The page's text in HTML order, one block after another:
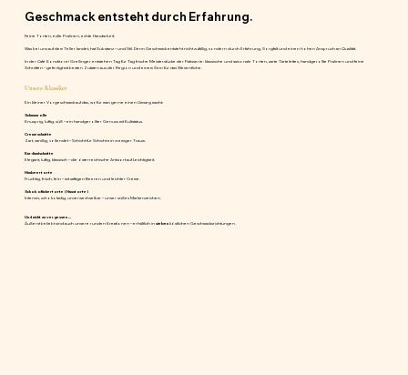
Geschmack entsteht durch Erfahrung.
Feine Torten, edle Pralinen, echte Handarbeit.
Was bei uns auf dem Teller landet, hat Substanz – und Stil. Denn Geschmack entsteht nicht zufällig, sondern durch Erfahrung, Sorgfalt und einen hohen Anspruch an Qualität.
In der Café Konditorei Grellinger entstehen Tag für Tag frische Meisterstücke der Patisserie: klassische und saisonale Torten, zarte Tartelettes, handgerollte Pralinen und feine
Schnitten – gefertigt mit besten Zutaten aus der Region und einem Sinn für das Wesentliche.
Unsere Klassiker
Ein kleiner Vorgeschmack auf das, wofür man gerne einen Umweg macht:
Schaumrolle
Knusprig, luftig, süß – ein handgerollter Genuss mit Kultstatus.
Cremeschnitte
Zart, vanillig, vollendet – Schicht für Schicht ein cremiger Traum.
Kardinalschnitte
Elegant, luftig, klassisch – die österreichische Antwort auf Leichtigkeit.
Himbeertorte
Fruchtig, frisch, fein – mit saftigen Beeren und leichter Creme.
Schokofächertorte (Haustorte)
Intensiv, schokoladig, unverwechselbar – unser süßes Markenzeichen.
Und nicht zu vergessen ...
Äußerst beliebt sind auch unsere runden Kreationen – erhältlich insiebenköstlichen Geschmacksrichtungen.